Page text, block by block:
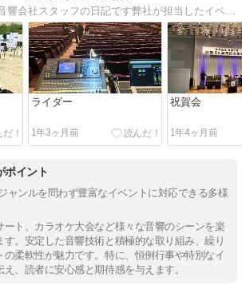
滋賀県大津市の音響会社スタッフの日記です弊社が担当したイベントや舞台での仕事の模様や内容、情報を紹介
ライダー
1年3ヶ月前
祝賀会
1年4ヶ月前
ポイント
ャンルを問わず豊富なイベントに対応できる多様
ート、カラオケ大会など様々な音響のシーンを楽
す。安定した音響技術と積極的な取り組み、繰り
柔軟性が魅力です。特に、恒例行事や特別なイ
、読者に安心感と期待感を与えます。